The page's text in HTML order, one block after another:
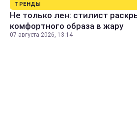
ТРЕНДЫ
Не только лен: стилист
комфортного образа в жару
07 августа 2026, 13:14